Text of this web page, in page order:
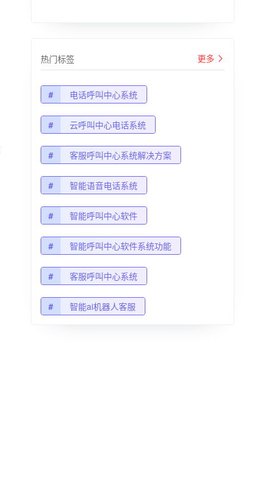
热门标签 更多
# 电话呼叫中心系统
# 云呼叫中心电话系统
# 客服呼叫中心系统解决方案
# 智能语音电话系统
# 智能呼叫中心软件
# 智能呼叫中心软件系统功能
# 客服呼叫中心系统
# 智能ai机器人客服